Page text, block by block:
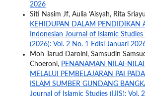
2026
Siti Nasim Jf, Aulia ‘Aisyah, Rita
KEHIDUPAN DALAM PENDIDIKAN
Indonesian Journal of Islamic Studies
(2026): Vol. 2 No. 1 Edisi Januari
Moh Tarud Daroini, Samsudin
Choeroni, PENANAMAN NILAI-NILAI
MELALUI PEMBELAJARAN PAI
ISLAM SUMBER GUNDANG
Journal of Islamic Studies (IJIS): Vol.